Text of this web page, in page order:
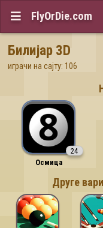
 FlyOrDie.com
Билијар 3D
играчи на сајту: 106
24
Осмица
Друге